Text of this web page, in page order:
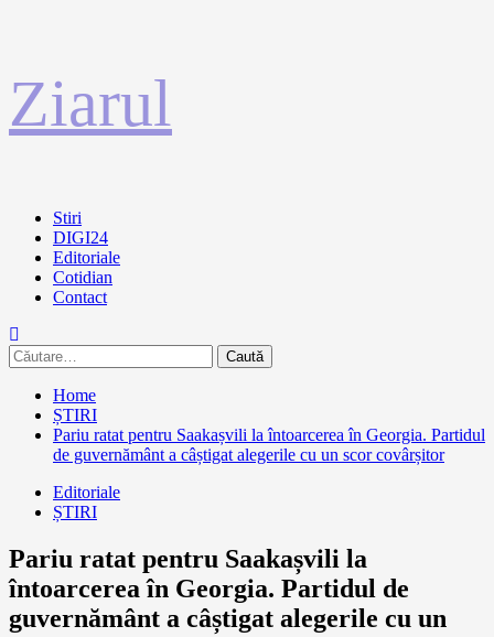
la
conținut
Ziarul
Primary
Menu
Stiri
DIGI24
Editoriale
Cotidian
Contact
Caută
după:
Home
ȘTIRI
Pariu ratat pentru Saakașvili la întoarcerea în Georgia. Partidul
de guvernământ a câștigat alegerile cu un scor covârșitor
Editoriale
ȘTIRI
Pariu ratat pentru Saakașvili la
întoarcerea în Georgia. Partidul de
guvernământ a câștigat alegerile cu un